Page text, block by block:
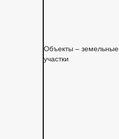
Объекты – земельные
участки